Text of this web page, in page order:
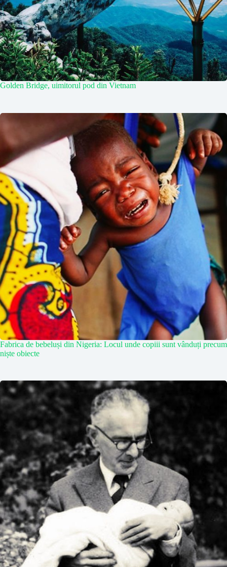
Golden Bridge, uimitorul pod din Vietnam
Fabrica de bebeluși din Nigeria: Locul unde copiii sunt vânduți precum
niște obiecte